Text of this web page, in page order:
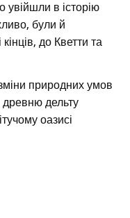
увійшли в історію
були й
до Кветти та
природних умов
дельту
оазисі